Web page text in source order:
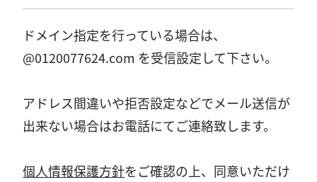
ドメイン指定を行っている場合は、
@0120077624.com を受信設定して下さい。
アドレス間違いや拒否設定などでメール送信が
出来ない場合はお電話にてご連絡致します。
個人情報保護方針をご確認の上、同意いただけ